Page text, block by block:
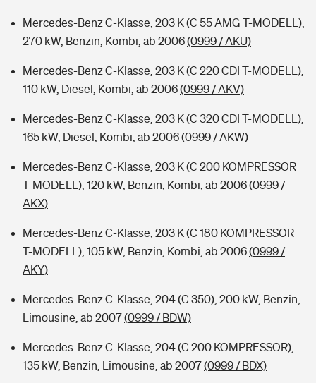
Mercedes-Benz C-Klasse, 203 K (C 55 AMG T-MODELL),
270 kW, Benzin, Kombi, ab 2006(0999 / AKU)
Mercedes-Benz C-Klasse, 203 K (C 220 CDI T-MODELL),
110 kW, Diesel, Kombi, ab 2006(0999 / AKV)
Mercedes-Benz C-Klasse, 203 K (C 320 CDI T-MODELL),
165 kW, Diesel, Kombi, ab 2006(0999 / AKW)
Mercedes-Benz C-Klasse, 203 K (C 200 KOMPRESSOR
T-MODELL), 120 kW, Benzin, Kombi, ab 2006(0999 /
AKX)
Mercedes-Benz C-Klasse, 203 K (C 180 KOMPRESSOR
T-MODELL), 105 kW, Benzin, Kombi, ab 2006(0999 /
AKY)
Mercedes-Benz C-Klasse, 204 (C 350), 200 kW, Benzin,
Limousine, ab 2007(0999 / BDW)
Mercedes-Benz C-Klasse, 204 (C 200 KOMPRESSOR),
135 kW, Benzin, Limousine, ab 2007(0999 / BDX)